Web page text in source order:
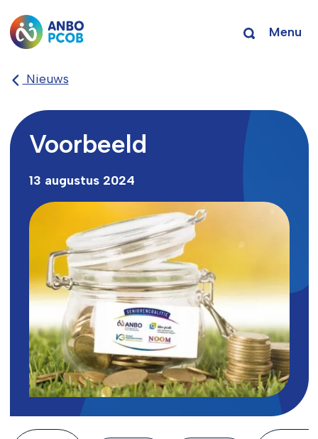
Menu
Nieuws
Voorbeeld
13 augustus 2024